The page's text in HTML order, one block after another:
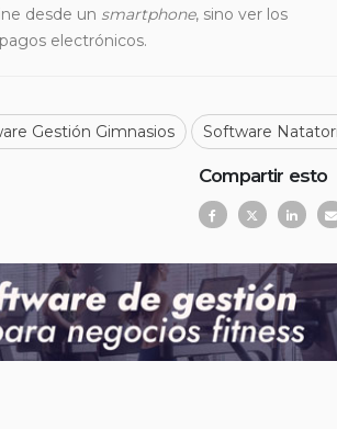
desde un smartphone, sino ver los
electrónicos.
Gestión Gimnasios Software
Compartir esto